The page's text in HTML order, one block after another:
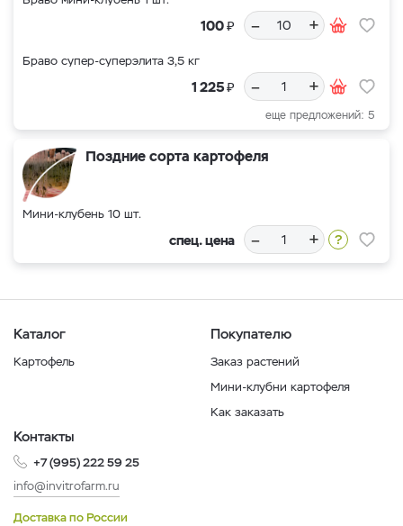
100₽ – +
Браво супер-суперэлита 3,5 кг
1 225₽ – +
еще предложений: 5
Поздние сорта картофеля
Мини-клубень 10 шт.
спец. цена – +
Каталог
Картофель
Покупателю
Заказ растений
Мини-клубни картофеля
Как заказать
Контакты
+7 (995) 222 59 25
info@invitrofarm.ru
Доставка по России